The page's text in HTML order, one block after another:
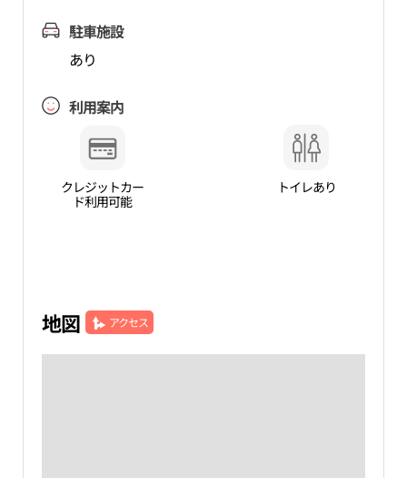
駐車施設
あり
利用案内
クレジットカー
ド利用可能
トイレあり
地図 アクセス